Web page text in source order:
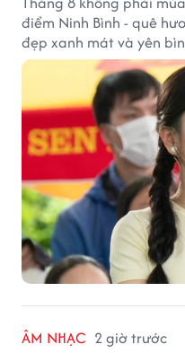
điểm Ninh Bình - quê
đẹp xanh mát và yên
ÂM NHẠC 2 giờ trước